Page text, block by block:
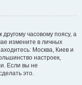
часовому поясу, а
измените в личных
Москва, Киев и
настроек,
Если вы не
это.